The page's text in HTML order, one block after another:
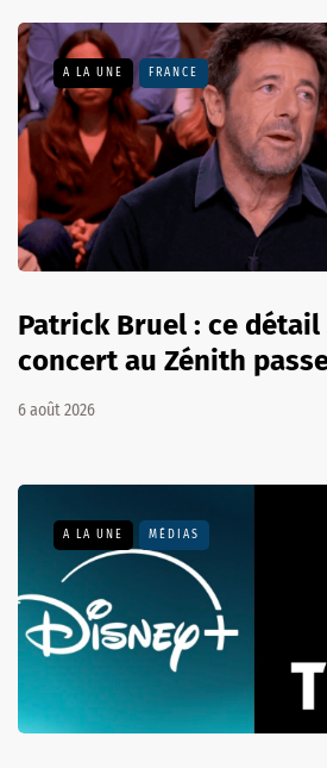
A LA UNE FRANCE
Patrick Bruel : ce
concert au Zénith
6 août 2026
A LA UNE MÉDIAS